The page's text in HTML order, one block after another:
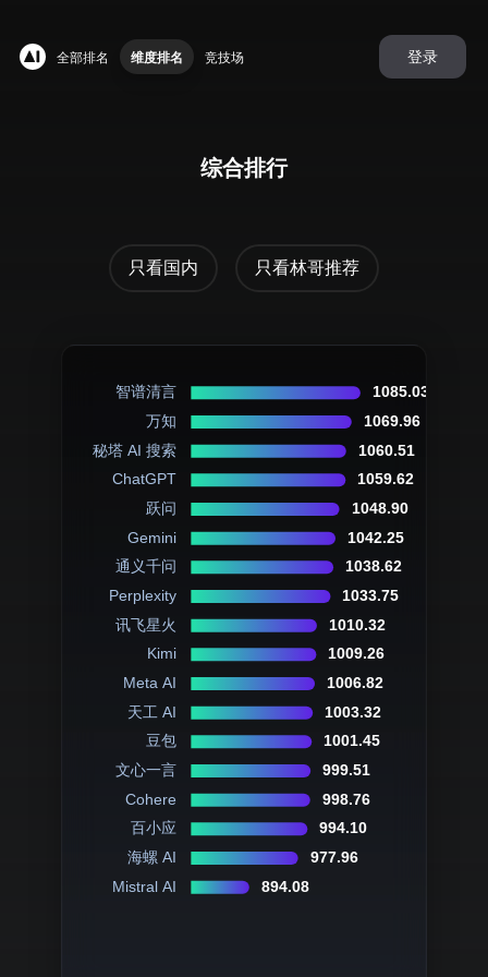
全部排名 维度排名 竞技场 登录
综合排行
只看国内 只看林哥推荐